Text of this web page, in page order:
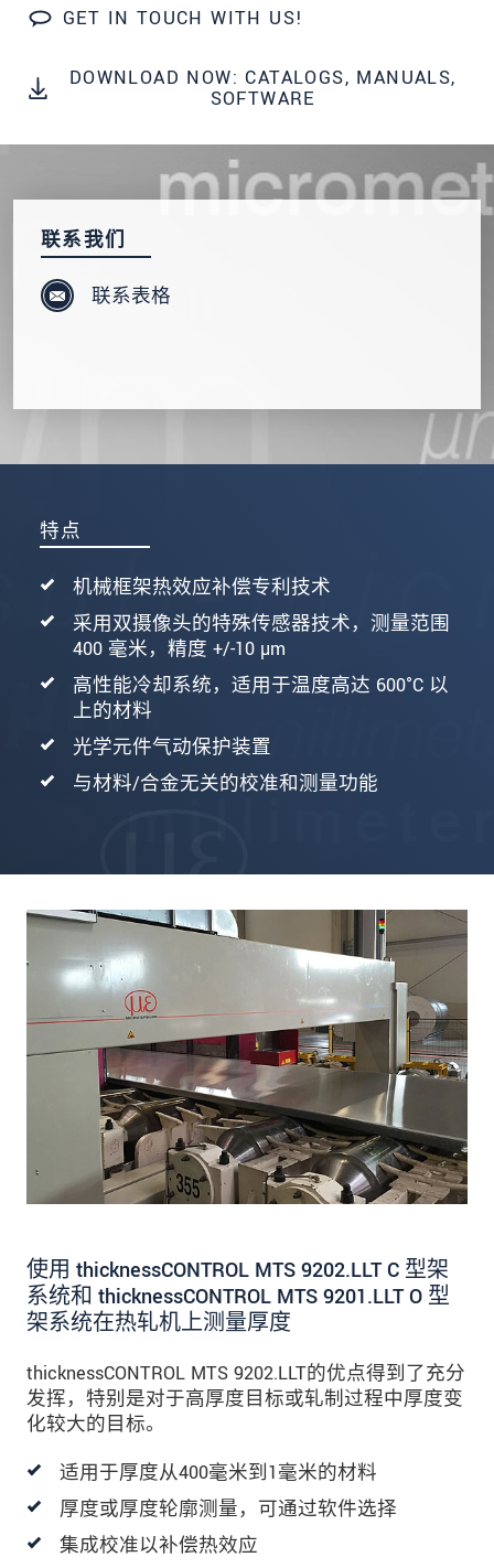
GET IN TOUCH WITH US!
DOWNLOAD NOW: CATALOGS, MANUALS,
SOFTWARE
特点
机械框架热效应补偿专利技术
采用双摄像头的特殊传感器技术，测量范围
400 毫米，精度 +/-10 µm
高性能冷却系统，适用于温度高达 600°C 以
上的材料
光学元件气动保护装置
与材料/合金无关的校准和测量功能
联系我们
联系表格
我们将对您的数据保密。请阅读我们的数据隐私
声明。
使用 thicknessCONTROL MTS 9202.LLT C 型架
系统和 thicknessCONTROL MTS 9201.LLT O 型
架系统在热轧机上测量厚度
thicknessCONTROL MTS 9202.LLT的优点得到了充分
发挥，特别是对于高厚度目标或轧制过程中厚度变
化较大的目标。
适用于厚度从400毫米到1毫米的材料
厚度或厚度轮廓测量，可通过软件选择
集成校准以补偿热效应